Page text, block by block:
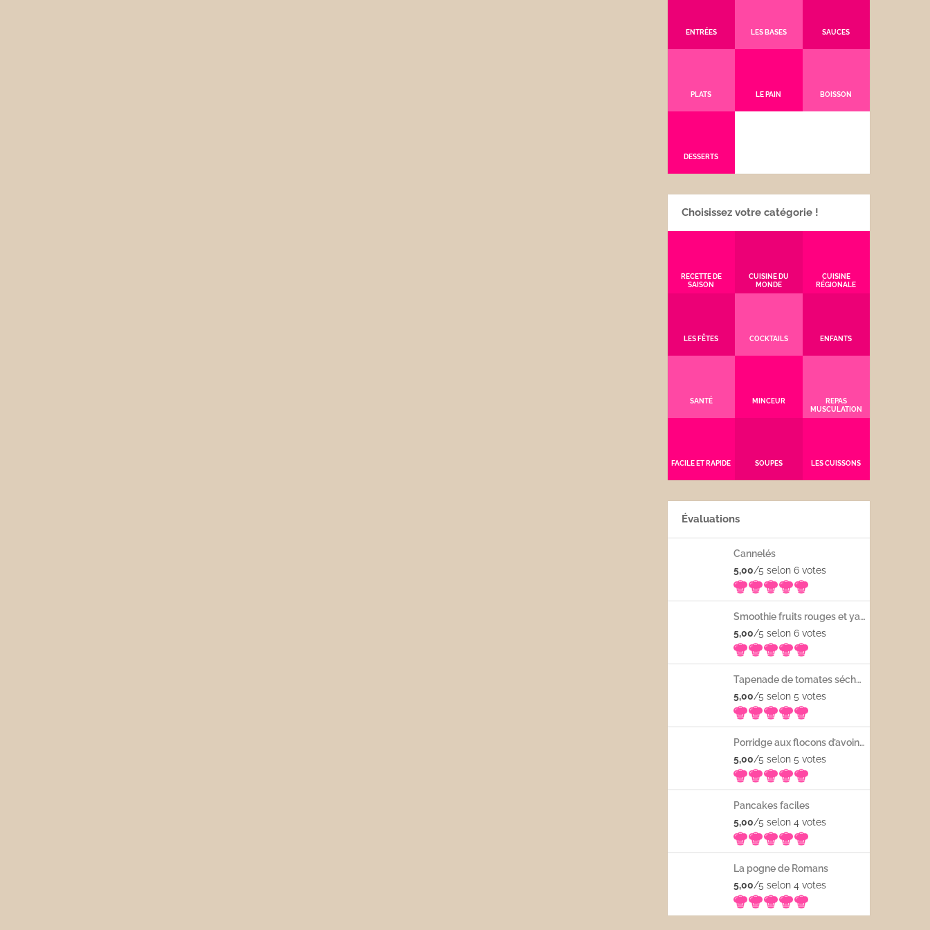
ENTRÉES LES BASES SAUCES
PLATS LE PAIN BOISSON
DESSERTS
Choisissez votre catégorie !
RECETTE DE
SAISON
CUISINE DU
MONDE
CUISINE
RÉGIONALE
LES FÊTES COCKTAILS ENFANTS
SANTÉ MINCEUR
REPAS
MUSCULATION
FACILE ET RAPIDE SOUPES LES CUISSONS
Évaluations
Cannelés
5,00/5 selon 6 votes
Smoothie fruits rouges et yaourt
5,00/5 selon 6 votes
Tapenade de tomates séchées
5,00/5 selon 5 votes
Porridge aux flocons d’avoine avec les fruits frais
5,00/5 selon 5 votes
Pancakes faciles
5,00/5 selon 4 votes
La pogne de Romans
5,00/5 selon 4 votes